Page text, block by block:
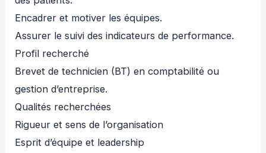
Encadrer et motiver les équipes.
Assurer le suivi des indicateurs de performance.
Profil recherché
Brevet de technicien (BT) en comptabilité ou
gestion d’entreprise.
Qualités recherchées
Rigueur et sens de l’organisation
Esprit d’équipe et leadership